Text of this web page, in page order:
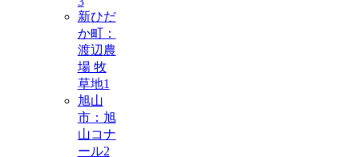
新ひだ
か町：
渡辺農
場 牧
草地1
旭山
市：旭
山コナ
ール2